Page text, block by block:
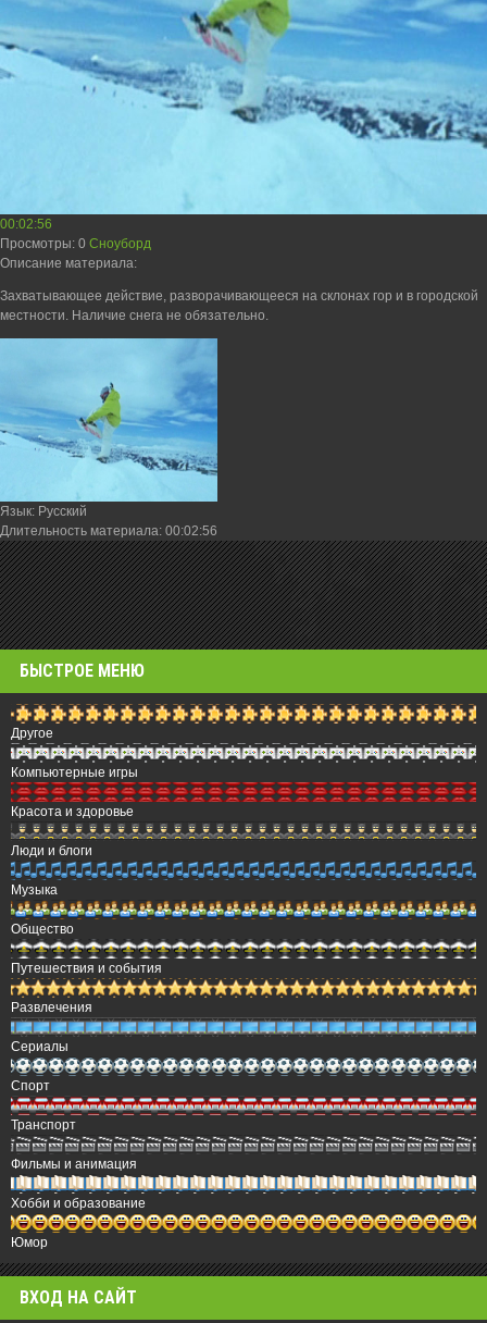
00:02:56
Просмотры: 0 Сноуборд
Описание материала:
Захватывающее действие, разворачивающееся на склонах гор и в городской
местности. Наличие снега не обязательно.
Язык: Русский
Длительность материала: 00:02:56
БЫСТРОЕ МЕНЮ
Другое
Компьютерные игры
Красота и здоровье
Люди и блоги
Музыка
Общество
Путешествия и события
Развлечения
Сериалы
Спорт
Транспорт
Фильмы и анимация
Хобби и образование
Юмор
ВХОД НА САЙТ